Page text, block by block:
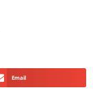
Email